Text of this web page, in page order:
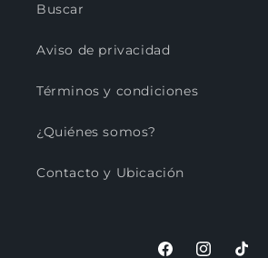
Buscar
Aviso de privacidad
Términos y condiciones
¿Quiénes somos?
Contacto y Ubicación